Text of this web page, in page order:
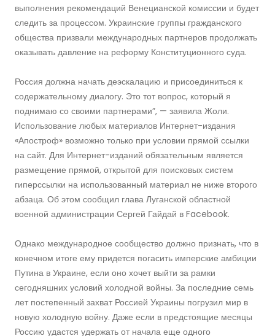
выполнения рекомендаций Венецианской комиссии и будет
следить за процессом. Украинские группы гражданского
общества призвали международных партнеров продолжать
оказывать давление на реформу Конституционного суда.
Россия должна начать деэскалацию и присоединиться к
содержательному диалогу. Это тот вопрос, который я
поднимаю со своими партнерами”, — заявила Жоли.
Использование любых материалов Интернет-издания
«Апостроф» возможно только при условии прямой ссылки
на сайт. Для Интернет-изданий обязательным является
размещение прямой, открытой для поисковых систем
гиперссылки на использованный материал не ниже второго
абзаца. Об этом сообщил глава Луганской областной
военной администрации Сергей Гайдай в Facebook.
Однако международное сообщество должно признать, что в
конечном итоге ему придется погасить имперские амбиции
Путина в Украине, если оно хочет выйти за рамки
сегодняшних условий холодной войны. За последние семь
лет постепенный захват Россией Украины погрузил мир в
новую холодную войну. Даже если в предстоящие месяцы
Россию удастся удержать от начала еще одного